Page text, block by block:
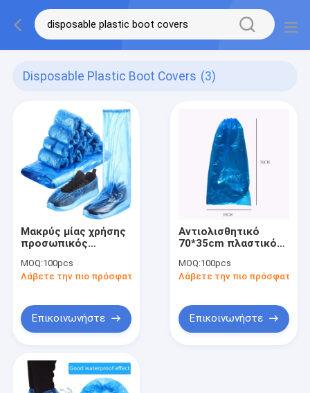
Disposable Plastic Boot Covers (3)
Μακρύς μίας χρήσης
προσωπικός
εξοπλισμός PPE
ενηλίκων λειών
MOQ:100pcs
Λάβετε την πιο πρόσφατη τιμή
Επικοινωνήστε
Αντιολισθητικό
70*35cm πλαστικό
παπουτσιών
προσωπικού
εξοπλισμού PPE αντι
ιών που γίνεται
MOQ:100pcs
Λάβετε την πιο πρόσφατη
Επικοινωνήστε